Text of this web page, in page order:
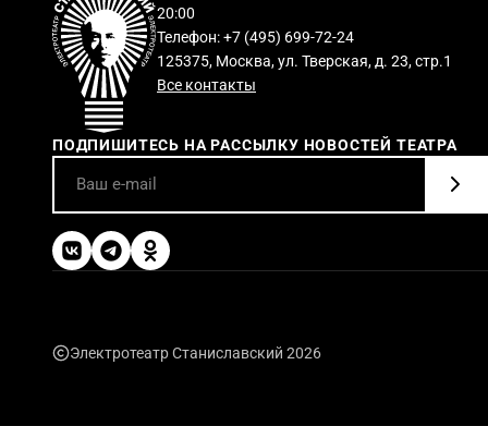
20:00
Телефон: +7 (495) 699-72-24
125375, Москва, ул. Тверская, д. 23, стр.1
Все контакты
ПОДПИШИТЕСЬ НА РАССЫЛКУ НОВОСТЕЙ ТЕАТРА
Электротеатр Станиславский 2026